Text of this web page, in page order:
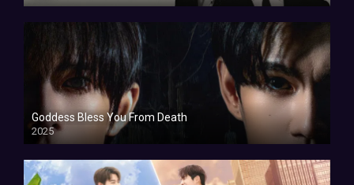
Goddess Bless You From Death
2025